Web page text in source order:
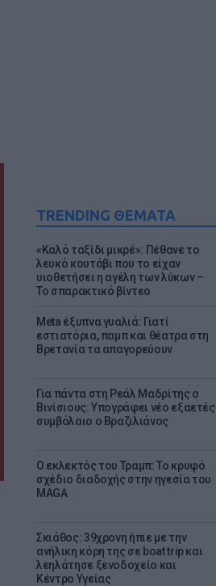
TRENDING ΘΕΜΑΤΑ
«Καλό ταξίδι μικρέ»: Πέθανε το
λευκό κουτάβι που το είχαν
υιοθετήσει η αγέλη των λύκων –
Το σπαρακτικό βίντεο
Meta έξυπνα γυαλιά: Γιατί
εστιατόρια, παμπ και θέατρα στη
Βρετανία τα απαγορεύουν
Για πάντα στη Ρεάλ Μαδρίτης ο
Βινίσιους: Υπογράφει νέο εξαετές
συμβόλαιο ο Βραζιλιάνος
Ο εκλεκτός του Τραμπ: Το κρυφό
σχέδιο διαδοχής στην ηγεσία του
MAGA
Σκιάθος: 39χρονη ήπιε με την
ανήλικη κόρη της σε boat trip και
λεηλάτησε ξενοδοχείο και
Κέντρο Υγείας